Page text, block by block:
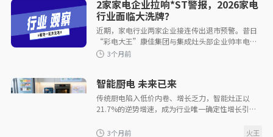
3个月前
3个月前
2家家电企业拉响*ST警报，2026家电
行业面临大洗牌？
近期，家电行业两家企业接连传出退市预警。昔日
“彩电大王”康佳集团与集成灶头部企业帅丰电
器，因2025年年报关键指标触及退市条款，双双面
智能厨电 未来已来
传统厨电陷入低价内卷、增长乏力，智能灶正以
21.7%的逆势增速，成为行业唯一确定性增长引
权，全品类专利超 300 项、智能灶核心发明专